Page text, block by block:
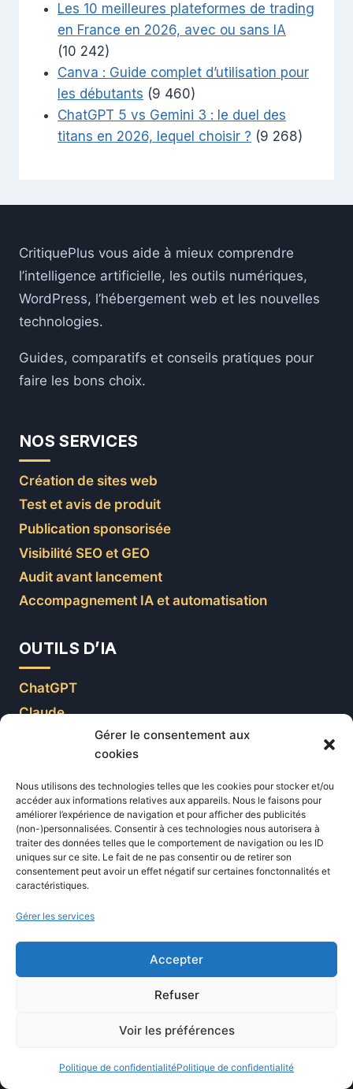
Gérer le consentement aux
cookies
Nous utilisons des technologies telles que les cookies pour stocker et/ou
accéder aux informations relatives aux appareils. Nous le faisons pour
améliorer l’expérience de navigation et pour afficher des publicités
(non-)personnalisées. Consentir à ces technologies nous autorisera à
traiter des données telles que le comportement de navigation ou les ID
uniques sur ce site. Le fait de ne pas consentir ou de retirer son
consentement peut avoir un effet négatif sur certaines fonctonnalités et
caractéristiques.
Gérer les services
Accepter
Refuser
Voir les préférences
Politique de confidentialitéPolitique de confidentialité
Les 10 meilleures plateformes de trading
en France en 2026, avec ou sans IA
(10 242)
Canva : Guide complet d’utilisation pour
les débutants (9 460)
ChatGPT 5 vs Gemini 3 : le duel des
titans en 2026, lequel choisir ? (9 268)
CritiquePlus vous aide à mieux comprendre
l’intelligence artificielle, les outils numériques,
WordPress, l’hébergement web et les nouvelles
technologies.
Guides, comparatifs et conseils pratiques pour
faire les bons choix.
NOS SERVICES
Création de sites web
Test et avis de produit
Publication sponsorisée
Visibilité SEO et GEO
Audit avant lancement
Accompagnement IA et automatisation
OUTILS D’IA
ChatGPT
Claude
Grok AI
DALL-E
Midjourney
Google Gemini
Microsoft Copilot
Intelligence artificielle
Logiciels informatiques